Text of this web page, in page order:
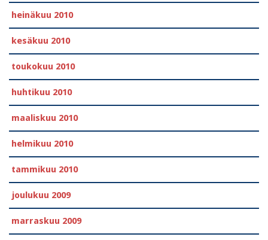
heinäkuu 2010
kesäkuu 2010
toukokuu 2010
huhtikuu 2010
maaliskuu 2010
helmikuu 2010
tammikuu 2010
joulukuu 2009
marraskuu 2009